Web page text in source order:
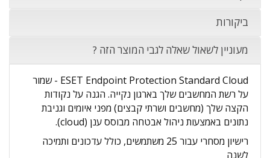
ביקורות
מעוניין לשאול שאלה לגבי המוצר הזה ?
ESET Endpoint Protection Standard Cloud - שמור
על רשת המחשבים שלך בארגון נקייה. הגנה על נקודות
הקצה שלך (מחשבים ושרתי קבצים) מפני איומים וגניבת
נתונים באמצעות ניהול אבטחה מבוסס ענן (cloud).
רישיון מסחרי עבור 25 משתמשים, כולל עדכונים ותמיכה
לשנה